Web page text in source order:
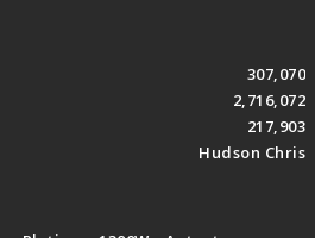
307,070
2,716,072
217,903
Hudson Chris